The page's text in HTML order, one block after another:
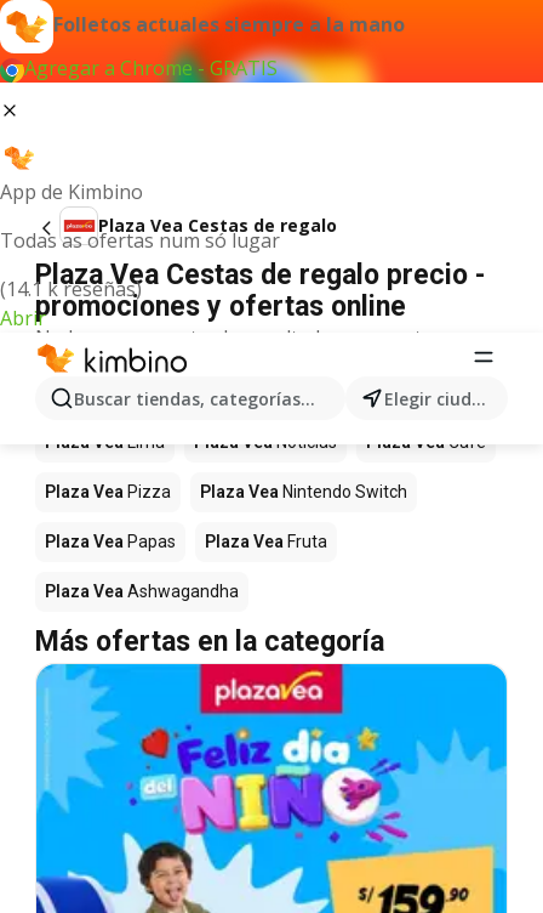
Folletos actuales siempre a la mano
Agregar a Chrome - GRATIS
App de Kimbino
Todas as ofertas num só lugar
(14.1 k reseñas)
Abrir
Buscar tiendas, categorías, productos... Elegir ciudad
Plaza Vea Cestas de regalo
Plaza Vea Cestas de regalo precio -
promociones y ofertas online
No hemos encontrado resultados para este
término.
Más productos en tiendas Plaza Vea
Plaza VeaLima Plaza VeaNoticias Plaza Vea Café
Plaza Vea Pizza Plaza Vea Nintendo Switch
Plaza Vea Papas Plaza Vea Fruta
Plaza Vea Ashwagandha
Más ofertas en la categoría